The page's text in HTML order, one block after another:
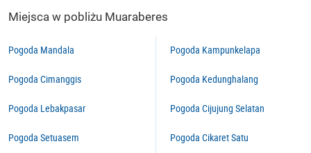
Miejsca w pobliżu Muaraberes
Pogoda Mandala
Pogoda Cimanggis
Pogoda Lebakpasar
Pogoda Setuasem
Pogoda Kampunkelapa
Pogoda Kedunghalang
Pogoda Cijujung Selatan
Pogoda Cikaret Satu